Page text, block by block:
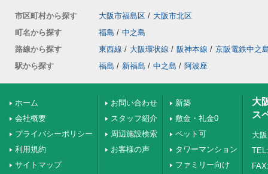
市区町村から探す 大阪市福島区 / 大阪市北区
町名から探す
福島 / 中之島
路線から探す
東西線 / 大阪環状線 / 阪神本線 / 京阪電鉄中之
駅から探す
福島 / 新福島 / 中之島 / 阿波座
ホーム
会社概要
プライバシーポリシー
利用規約
サイトマップ
お問い合わせ
スタッフ紹介
周辺施設検索
お客様の声
新築
敷金・礼金0
ペット可
タワーマンション
ファミリー向け
大
ス
大